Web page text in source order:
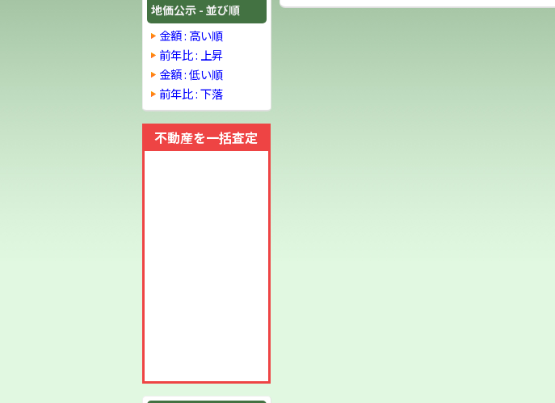
地価公示 - 並び順
金額 : 高い順
前年比 : 上昇
金額 : 低い順
前年比 : 下落
不動産を一括査定